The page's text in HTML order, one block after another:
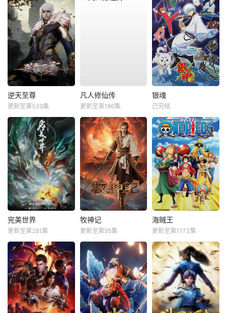
逆天至尊
更新至第539集
凡人修仙传
更新至第186集
银魂
已完结
完美世界
更新至第281集
牧神记
更新至第95集
海贼王
更新至第1173集